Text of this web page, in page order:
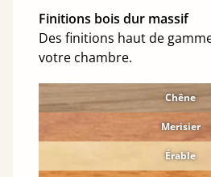
Finitions bois dur massif
Des finitions haut de
votre chambre.
Chêne
Merisier
Érable